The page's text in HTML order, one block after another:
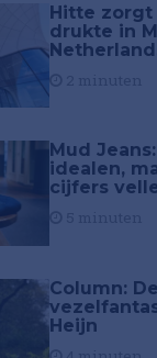
Hitte zorgt
drukte in
Mud
idealen,
cijfers
Column: De
Heijn